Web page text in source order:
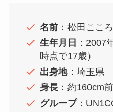
名前 ：松田ここ
生年月日 ：2007
時点で17歳）
出身地：埼玉県
身長 ：約160cm
グループ：